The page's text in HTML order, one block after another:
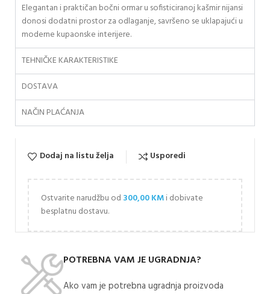
Elegantan i praktičan bočni ormar u sofisticiranoj kašmir nijansi
donosi dodatni prostor za odlaganje, savršeno se uklapajući u
moderne kupaonske interijere.
TEHNIČKE KARAKTERISTIKE
DOSTAVA
NAČIN PLAĆANJA
Dodaj na listu želja Usporedi
Ostvarite narudžbu od 300,00KMi dobivate
besplatnu dostavu.
POTREBNA VAM JE UGRADNJA?
Ako vam je potrebna ugradnja proizvoda